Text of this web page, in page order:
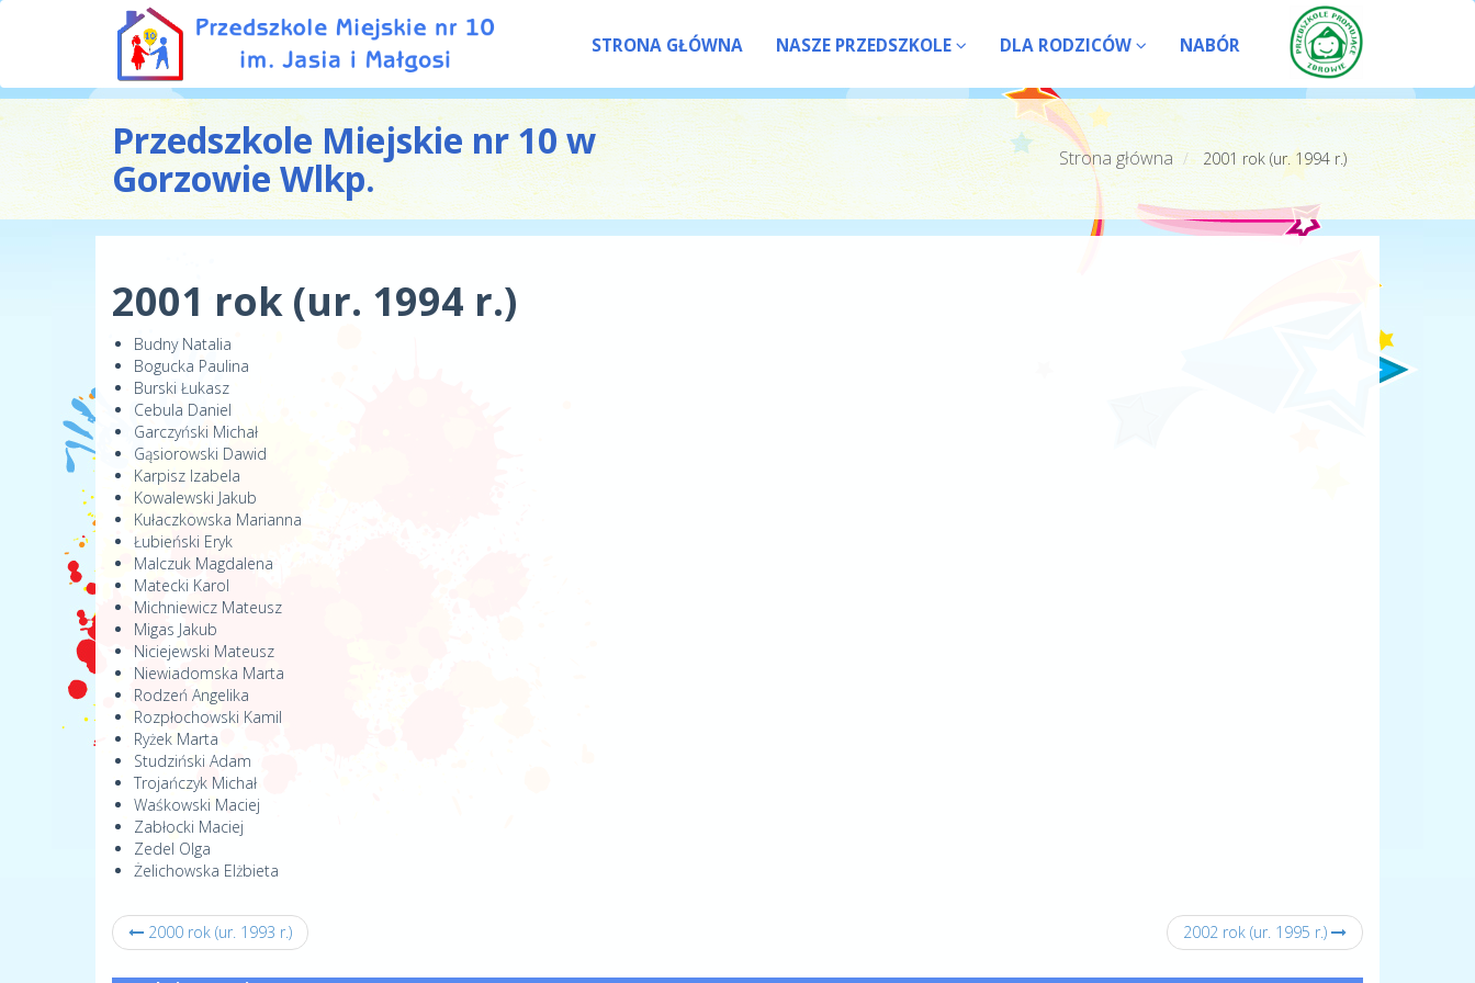
STRONA GŁÓWNA NASZE PRZEDSZKOLE DLA RODZICÓW NABÓR
Przedszkole Miejskie nr 10 w
Gorzowie Wlkp.
Strona główna 2001 rok (ur. 1994 r.)
2001 rok (ur. 1994 r.)
Budny Natalia
Bogucka Paulina
Burski Łukasz
Cebula Daniel
Garczyński Michał
Gąsiorowski Dawid
Karpisz Izabela
Kowalewski Jakub
Kułaczkowska Marianna
Łubieński Eryk
Malczuk Magdalena
Matecki Karol
Michniewicz Mateusz
Migas Jakub
Niciejewski Mateusz
Niewiadomska Marta
Rodzeń Angelika
Rozpłochowski Kamil
Ryżek Marta
Studziński Adam
Trojańczyk Michał
Waśkowski Maciej
Zabłocki Maciej
Zedel Olga
Żelichowska Elżbieta
2000 rok (ur. 1993 r.) 2002 rok (ur. 1995 r.)